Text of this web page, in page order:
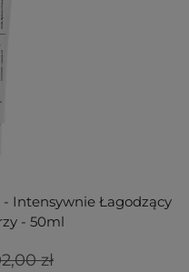
- Intensywnie Łagodzący
- 50ml
zł